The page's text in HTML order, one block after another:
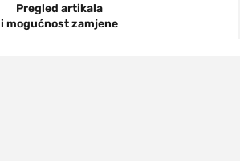
Pregled artikala
i mogućnost zamjene